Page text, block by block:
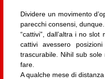
Dividere un movimento
parecchi consensi,
“cattivi”, dall’altra i no slot
cattivi avessero
trascurabile. Nihil sub
fare.
A qualche mese di